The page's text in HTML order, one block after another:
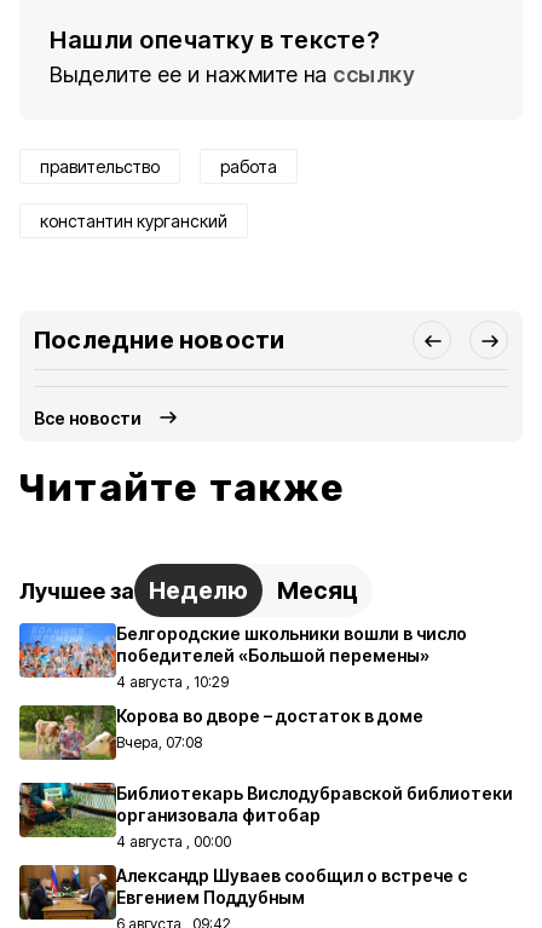
Нашли опечатку в тексте?
Выделите ее и нажмите на ссылку
правительство работа
константин курганский
Последние новости
Все новости
Читайте также
Лучшее за Неделю Месяц
Белгородские школьники вошли в число
победителей «Большой перемены»
4 августа , 10:29
Корова во дворе – достаток в доме
Вчера, 07:08
Библиотекарь Вислодубравской библиотеки
организовала фитобар
4 августа , 00:00
Александр Шуваев сообщил о встрече с
Евгением Поддубным
6 августа , 09:42